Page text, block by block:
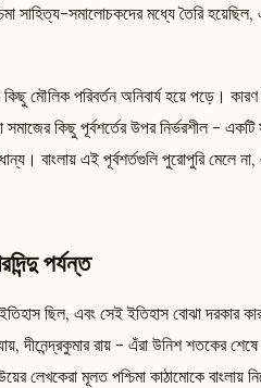
সাহিত্য-সমালোচকদের মধ্যে তৈরি
মৌলিক পরিবর্তন অনিবার্য হয়ে পড়ে।
সমাজের কিছু পূর্বশর্তের উপর নির্ভরশীল -
বাংলায় এই পূর্বশর্তগুলি পুরোপুরি মেলে
পর্যন্ত
ছিল, এবং সেই ইতিহাস বোঝা দরকার
দীনেন্দ্রকুমার রায় - এঁরা উনিশ শতকের
লেখকেরা মূলত পশ্চিমা কাঠামোকে